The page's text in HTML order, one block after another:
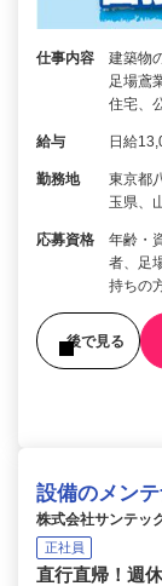
仕事内容
建築物
足場鳶
住宅、
給与 日給
勤務地
東京都
玉県、
応募資格
年齢・
者、足
持ちの
後で見る
設備のメン
株式会社サンテッ
正社員
直行直帰！週